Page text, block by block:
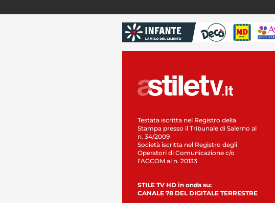
Testata iscritta nel Registro della
Stampa presso il Tribunale di Salerno al
n. 34/2009
Società iscritta nel Registro degli
Operatori di Comunicazione c/o
l’AGCOM al n. 20133
STILE TV HD in onda su:
CANALE 78 DEL DIGITALE TERRESTRE